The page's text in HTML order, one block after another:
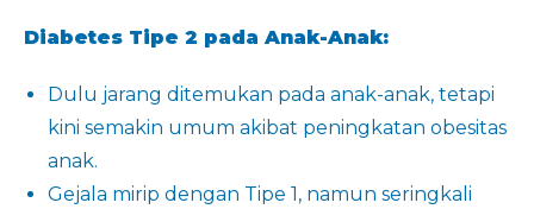
Diabetes Tipe 2 pada Anak-Anak:
Dulu jarang ditemukan pada anak-anak, tetapi
kini semakin umum akibat peningkatan obesitas
anak.
Gejala mirip dengan Tipe 1, namun seringkali